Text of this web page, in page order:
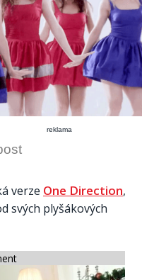
reklama
verze One Direction,
svých plyšákových